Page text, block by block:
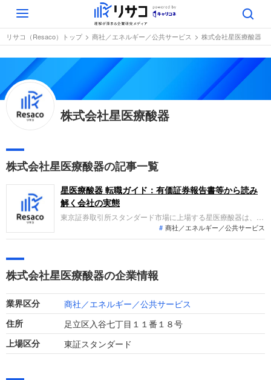
Toggle
navigation
リサコ（Resaco）トップ 商社／エネルギー／公共サービス 株式会社星医療酸器
株式会社星医療酸器
株式会社星医療酸器の記事一覧
星医療酸器 転職ガイド：有価証券報告書等から読み
解く会社の実態
東京証券取引所スタンダード市場に上場する星医療酸器は、医
療用ガスの製造販売や在宅医療機器のレンタル、医療用ガス設
備工事、介護福祉事業などを展開する企業です。直近の業績
っています。
商社／エネルギー／公共サービス
株式会社星医療酸器の企業情報
業界区分 商社／エネルギー／公共サービス
住所 足立区入谷七丁目１１番１８号
上場区分 東証スタンダード